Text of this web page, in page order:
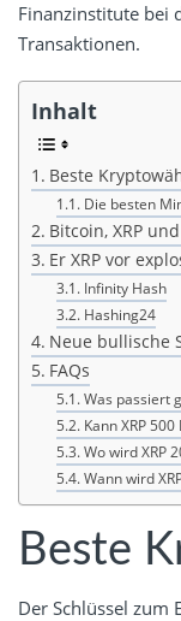
Finanzinstitute bei
Transaktionen.
Inhalt
Beste
Die besten
Bitcoin, XRP
Er XRP vor
Infinity Hash
Hashing24
Neue bullische
FAQs
Was passiert
Kann XRP
Wo wird XRP
Wann wird
Beste
Der Schlüssel zum